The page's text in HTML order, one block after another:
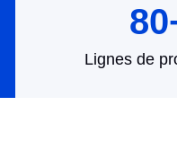
Lignes de
80